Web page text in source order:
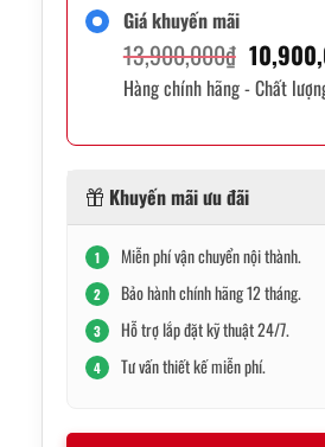
Giá khuyến mãi
13,900,000₫ Giá
gốc
Hàng chính hãng - Chất
Khuyến mãi ưu đãi
1 Miễn phí vận chuyển nội thành.
2 Bảo hành chính hãng 12 tháng.
3 Hỗ trợ lắp đặt kỹ thuật 24/7.
4 Tư vấn thiết kế miễn phí.